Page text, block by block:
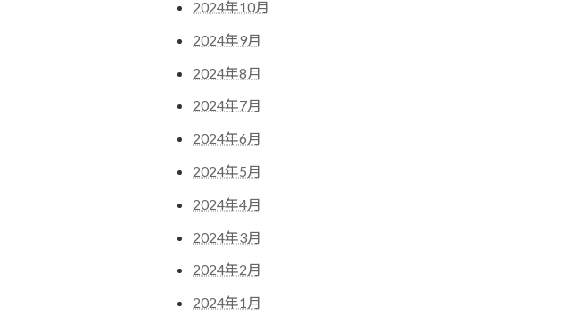
2024年10月
2024年9月
2024年8月
2024年7月
2024年6月
2024年5月
2024年4月
2024年3月
2024年2月
2024年1月